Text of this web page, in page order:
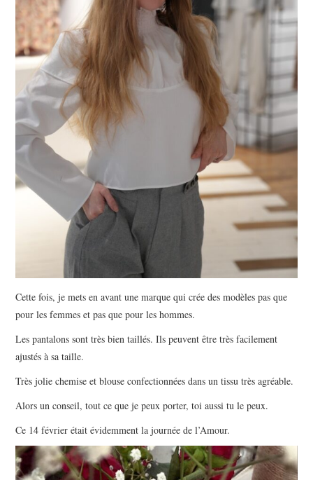
Cette fois, je mets en avant une marque qui crée des modèles pas que
pour les femmes et pas que pour les hommes.
Les pantalons sont très bien taillés. Ils peuvent être très facilement
ajustés à sa taille.
Très jolie chemise et blouse confectionnées dans un tissu très agréable.
Alors un conseil, tout ce que je peux porter, toi aussi tu le peux.
Ce 14 février était évidemment la journée de l’Amour.